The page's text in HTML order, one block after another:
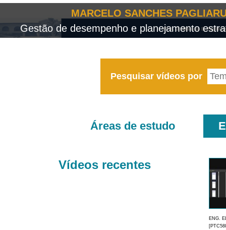
MARCELO SANCHES
Gestão de desempenho e planejamento
Pesquisar vídeos por
Áreas de estudo
Vídeos recentes
ENG.